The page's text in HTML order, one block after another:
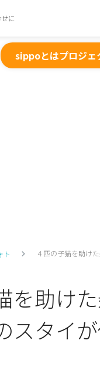
に
sippoとはプロジェ
ト ４匹の子猫を助け
を助け
スタイ